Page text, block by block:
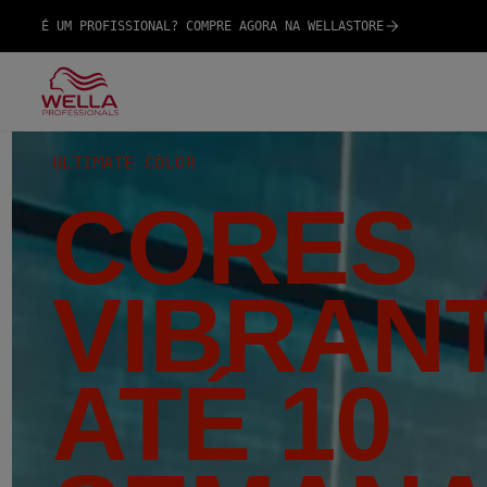
É UM PROFISSIONAL? COMPRE AGORA NA WELLASTORE
ULTIMATE COLOR
CORES
ATÉ 10